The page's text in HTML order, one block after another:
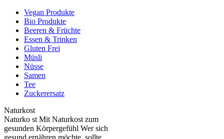
Vegan Produkte
Bio Produkte
Beeren & Früchte
Essen & Trinken
Gluten Frei
Müsli
Nüsse
Samen
Tee
Zuckerersatz
Naturkost
Naturko st Mit Naturkost zum
gesunden Körpergefühl Wer sich
gesund ernähren möchte, sollte